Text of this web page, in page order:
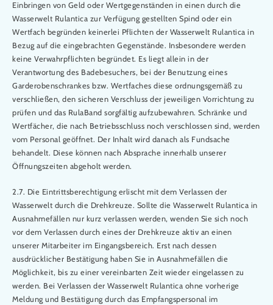
Einbringen von Geld oder Wertgegenständen in einen durch die
Wasserwelt Rulantica zur Verfügung gestellten Spind oder ein
Wertfach begründen keinerlei Pflichten der Wasserwelt Rulantica in
Bezug auf die eingebrachten Gegenstände. Insbesondere werden
keine Verwahrpflichten begründet. Es liegt allein in der
Verantwortung des Badebesuchers, bei der Benutzung eines
Garderobenschrankes bzw. Wertfaches diese ordnungsgemäß zu
verschließen, den sicheren Verschluss der jeweiligen Vorrichtung zu
prüfen und das RulaBand sorgfältig aufzubewahren. Schränke und
Wertfächer, die nach Betriebsschluss noch verschlossen sind, werden
vom Personal geöffnet. Der Inhalt wird danach als Fundsache
behandelt. Diese können nach Absprache innerhalb unserer
Öffnungszeiten abgeholt werden.
2.7. Die Eintrittsberechtigung erlischt mit dem Verlassen der
Wasserwelt durch die Drehkreuze. Sollte die Wasserwelt Rulantica in
Ausnahmefällen nur kurz verlassen werden, wenden Sie sich noch
vor dem Verlassen durch eines der Drehkreuze aktiv an einen
unserer Mitarbeiter im Eingangsbereich. Erst nach dessen
ausdrücklicher Bestätigung haben Sie in Ausnahmefällen die
Möglichkeit, bis zu einer vereinbarten Zeit wieder eingelassen zu
werden. Bei Verlassen der Wasserwelt Rulantica ohne vorherige
Meldung und Bestätigung durch das Empfangspersonal im